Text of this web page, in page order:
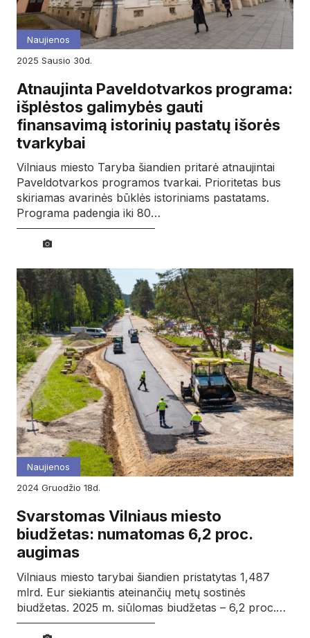
Naujienos
2025
sausio 30d.
Atnaujinta Paveldotvarkos programa:
išplėstos galimybės gauti
finansavimą istorinių pastatų išorės
tvarkybai
Vilniaus miesto Taryba šiandien pritarė atnaujintai
Paveldotvarkos programos tvarkai. Prioritetas bus
skiriamas avarinės būklės istoriniams pastatams.
Programa padengia iki 80…
Naujienos
2024
gruodžio 18d.
Svarstomas Vilniaus miesto
biudžetas: numatomas 6,2 proc.
augimas
Vilniaus miesto tarybai šiandien pristatytas 1,487
mlrd. Eur siekiantis ateinančių metų sostinės
biudžetas. 2025 m. siūlomas biudžetas – 6,2 proc.…